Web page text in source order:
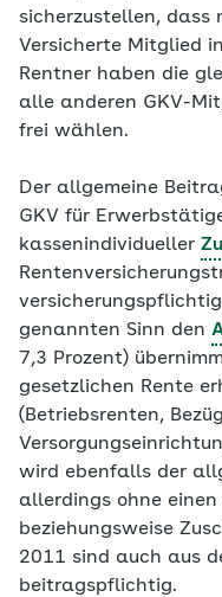
sicherzustellen, dass
Versicherte Mitglied
Rentner haben die
alle anderen GKV-
frei wählen.
Der allgemeine
GKV für
kassenindividueller
genannten Sinn den
7,3 Prozent)
gesetzlichen Rente
(Betriebsrenten,
wird ebenfalls der
allerdings ohne
beziehungsweise
2011 sind auch aus
beitragspflichtig.